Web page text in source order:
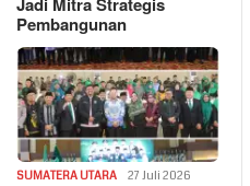
Jadi Mitra Strategis
Pembangunan
SUMATERA UTARA 27 Juli 2026